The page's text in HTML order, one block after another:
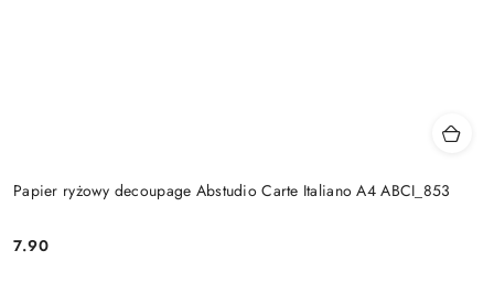
Papier ryżowy decoupage Abstudio Carte Italiano A4 ABCI_853
Cena:
7.90